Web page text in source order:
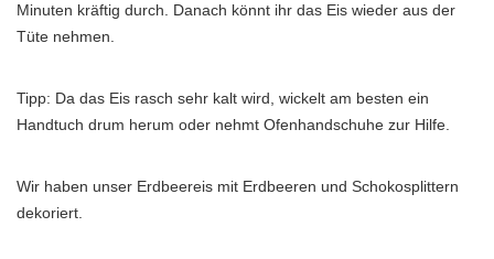
Minuten kräftig durch. Danach könnt ihr das Eis wieder aus der
Tüte nehmen.
Tipp: Da das Eis rasch sehr kalt wird, wickelt am besten ein
Handtuch drum herum oder nehmt Ofenhandschuhe zur Hilfe.
Wir haben unser Erdbeereis mit Erdbeeren und Schokosplittern
dekoriert.